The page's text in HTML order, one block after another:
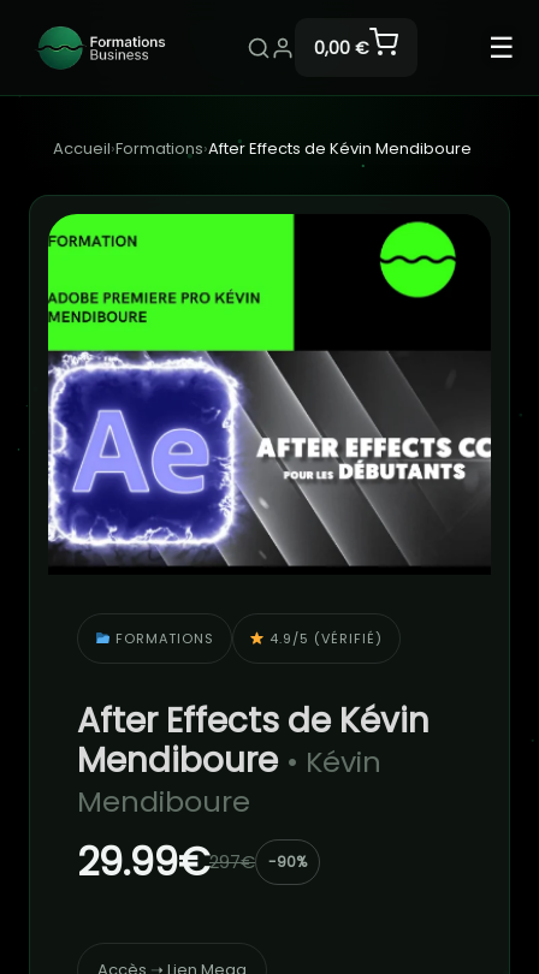
0,00 € ☰
Accueil›Formations›After Effects de Kévin Mendiboure
FORMATIONS 4.9/5 (VÉRIFIÉ)
After Effects de Kévin
Mendiboure • Kévin
Mendiboure
29.99€297€ -90%